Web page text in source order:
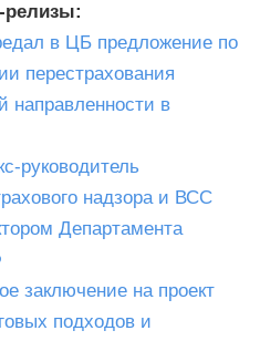
релизы:
в ЦБ предложение по
перестрахования
направленности в
руководитель
надзора и ВСС
Департамента
заключение на проект
подходов и